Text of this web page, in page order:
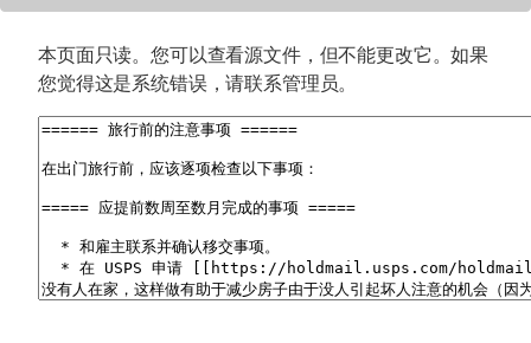
本页面只读。您可以查看源文件，但不能更改它。如果
您觉得这是系统错误，请联系管理员。